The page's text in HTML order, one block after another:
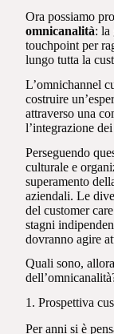
Ora possiamo
omnicanalità: la
touchpoint per
lungo tutta la
L’omnichannel
costruire
attraverso una
l’integrazione
Perseguendo
culturale e
superamento
aziendali. Le
del customer
stagni
dovranno agire
Quali sono,
1. Prospettiva
Per anni si è